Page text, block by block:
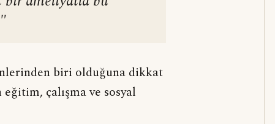
biri olduğuna dikkat
çalışma ve sosyal